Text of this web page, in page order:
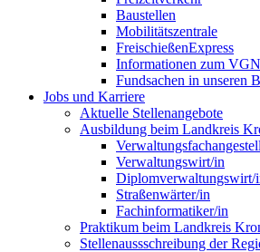
Baustellen
Mobilitätszentrale
FreischießenExpress
Informationen zum VGN
Fundsachen in unseren
Jobs und Karriere
Aktuelle Stellenangebote
Ausbildung beim Landkreis
Verwaltungswirt/in
Diplomverwaltungswirt/
Straßenwärter/in
Fachinformatiker/in
Praktikum beim Landkreis
Stellenaussschreibung der